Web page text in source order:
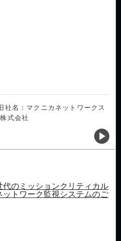
社名：マクニカネットワークス
式会社
代のミッションクリティカル
トワーク監視システムのご